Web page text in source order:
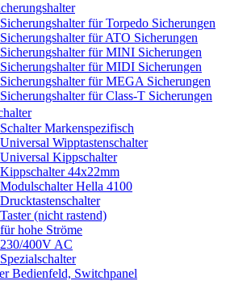
Sicherungshalter für Torpedo Sicherungen
Sicherungshalter für ATO Sicherungen
Sicherungshalter für MINI Sicherungen
Sicherungshalter für MIDI Sicherungen
Sicherungshalter für MEGA Sicherungen
Sicherungshalter für Class-T Sicherungen
Schalter Markenspezifisch
Universal Wipptastenschalter
Universal Kippschalter
Kippschalter 44x22mm
Modulschalter Hella 4100
Drucktastenschalter
Taster (nicht rastend)
für hohe Ströme
230/400V AC
Spezialschalter
Bedienfeld, Switchpanel